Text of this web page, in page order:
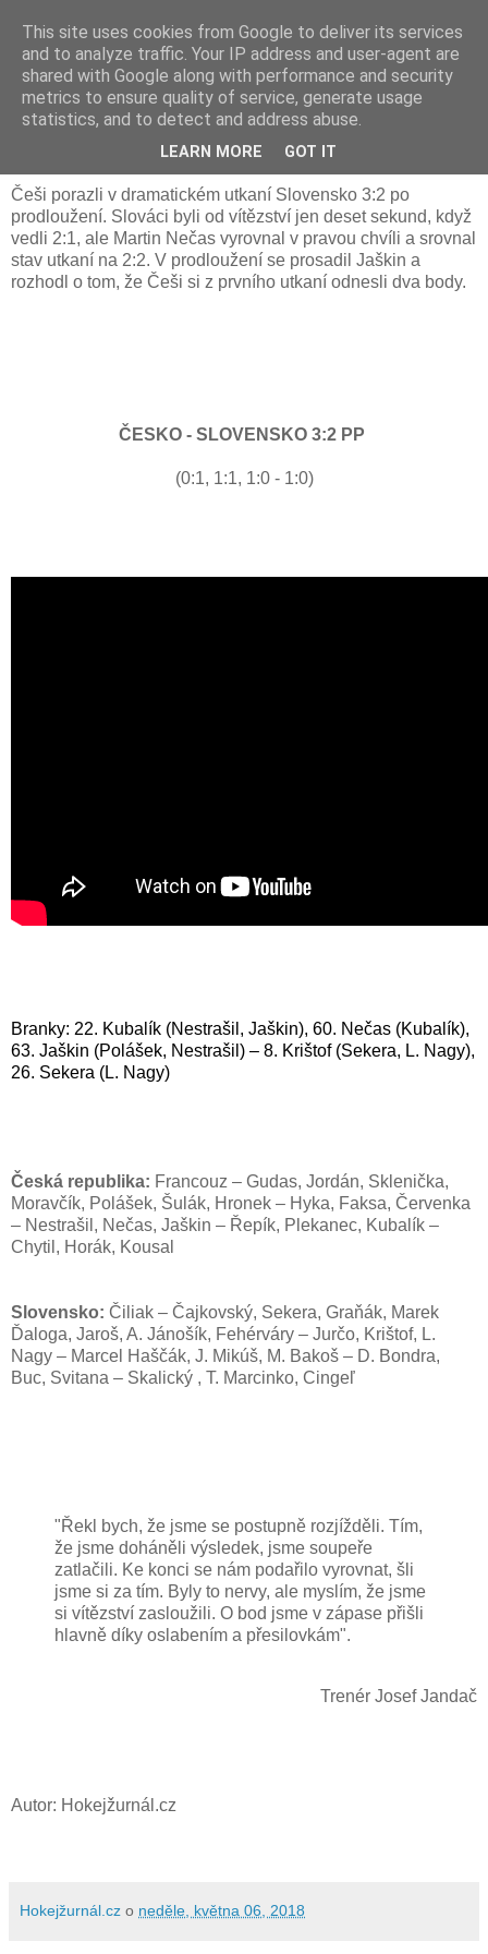
Video: Česko - Slovensko 3:2 pp
Češi porazli v dramatickém utkaní Slovensko 3:2 po
prodloužení. Slováci byli od vítězství jen deset sekund, když
vedli 2:1, ale Martin Nečas vyrovnal v pravou chvíli a srovnal
stav utkaní na 2:2. V prodloužení se prosadil Jaškin a
rozhodl o tom, že Češi si z prvního utkaní odnesli dva body.
ČESKO - SLOVENSKO 3:2 PP
(0:1, 1:1, 1:0 - 1:0)
Branky: 22. Kubalík (Nestrašil, Jaškin), 60. Nečas (Kubalík),
63. Jaškin (Polášek, Nestrašil) – 8. Krištof (Sekera, L. Nagy),
26. Sekera (L. Nagy)
Česká republika: Francouz – Gudas, Jordán, Sklenička,
Moravčík, Polášek, Šulák, Hronek – Hyka, Faksa, Červenka
– Nestrašil, Nečas, Jaškin – Řepík, Plekanec, Kubalík –
Chytil, Horák, Kousal
Slovensko: Čiliak – Čajkovský, Sekera, Graňák, Marek
Ďaloga, Jaroš, A. Jánošík, Fehérváry – Jurčo, Krištof, L.
Nagy – Marcel Haščák, J. Mikúš, M. Bakoš – D. Bondra,
Buc, Svitana – Skalický , T. Marcinko, Cingeľ
"Řekl bych, že jsme se postupně rozjížděli. Tím,
že jsme doháněli výsledek, jsme soupeře
zatlačili. Ke konci se nám podařilo vyrovnat, šli
jsme si za tím. Byly to nervy, ale myslím, že jsme
si vítězství zasloužili. O bod jsme v zápase přišli
hlavně díky oslabením a přesilovkám".
Trenér Josef Jandač
Autor: Hokejžurnál.cz
Hokejžurnál.cz o neděle, května 06, 2018
This site uses cookies from Google to deliver its services
and to analyze traffic. Your IP address and user-agent are
shared with Google along with performance and security
metrics to ensure quality of service, generate usage
statistics, and to detect and address abuse.
LEARN MORE GOT IT